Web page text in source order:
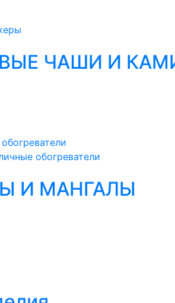
ЧАШИ И
обогреватели
И МАНГАЛЫ